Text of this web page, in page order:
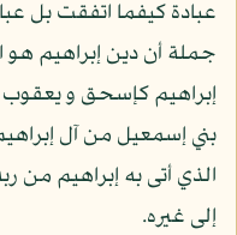
عبادة كيفما اتفقت بل
جملة أن دين إبراهيم هو
إبراهيم كإسحق و يعقوب
بني إسمعيل من آل
الذي أتى به إبراهيم من
إلى غيره.